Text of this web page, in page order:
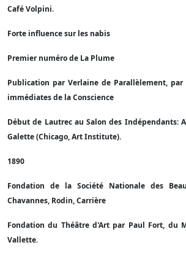
Café Volpini.
Forte influence sur les nabis
Premier numéro de La Plume
Publication par Verlaine de Parallèlement, par
immédiates de la Conscience
Début de Lautrec au Salon des Indépendants:
Galette (Chicago, Art Institute).
1890
Fondation de la Société Nationale des
Chavannes, Rodin, Carrière
Fondation du Théâtre d'Art par Paul Fort, du
Vallette.